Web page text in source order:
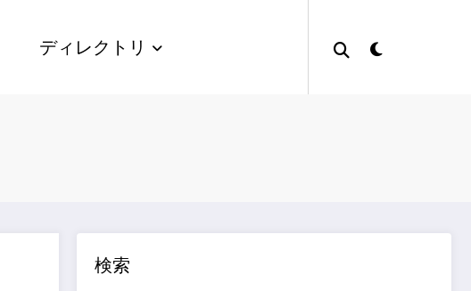
ディレクトリ
検索